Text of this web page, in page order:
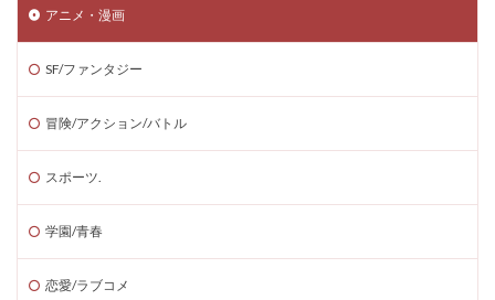
アニメ・漫画
SF/ファンタジー
冒険/アクション/バトル
スポーツ.
学園/青春
恋愛/ラブコメ